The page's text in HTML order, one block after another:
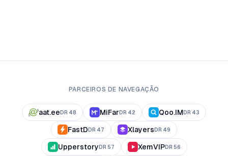
PARCEIROS DE NAVEGAÇÃO
aat.ee DR 48 MiFar DR 42 Qoo.IM DR 43
FastD DR 47 Xlayers DR 49
Upperstory DR 57 XemVIPDR 56